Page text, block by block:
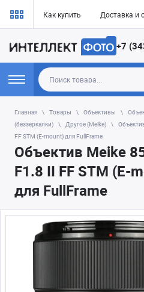
Как купить Доставка и
+7
Главная Товары Объективы
(беззеркалки)
Другое (Meike)
FF STM (E-mount) для FullFrame
Объектив Meike
F1.8 II FF STM (E-
для FullFrame